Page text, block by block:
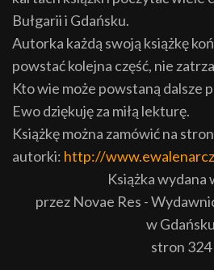
Bułgarii i Gdańsku.
Autorka każdą swoją książkę
powstać kolejna część, nie
Kto wie może powstaną dalsze
Ewo dziękuję za miłą lekturę.
Książkę można zamówić na
autorki: http://
Książka wydana
przez Novae Res -
w Gdańsku
stron 324